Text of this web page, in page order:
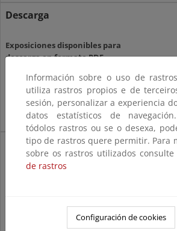
Descarga
Exposiciones disponibles para
descarga en formato PDF
Visualización
Información sobre o uso de
utiliza rastros propios e de
sesión, personalizar a experiencia
datos estatísticos de
tódolos rastros ou se o desexa,
tipo de rastros quere permitir. Para
sobre os rastros utilizados
de rastros
Configuración de cookies